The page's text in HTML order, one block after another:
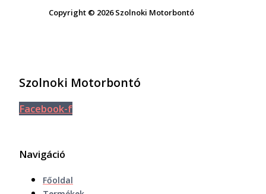
Copyright © 2026 Szolnoki Motorbontó
Szolnoki Motorbontó
Facebook-f
Navigáció
Főoldal